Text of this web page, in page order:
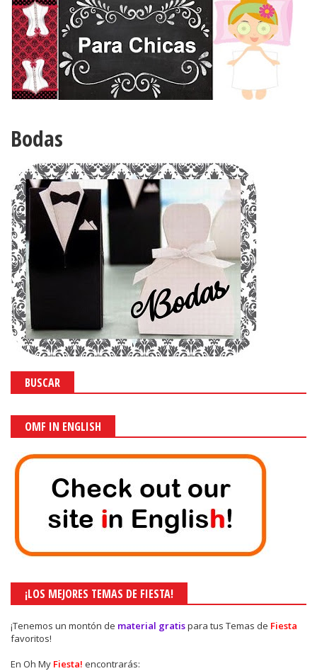
Bodas
BUSCAR
OMF IN ENGLISH
¡LOS MEJORES TEMAS DE FIESTA!
¡Tenemos un montón de material gratispara tus Temas de Fiesta
favoritos!
En Oh My Fiesta! encontrarás: